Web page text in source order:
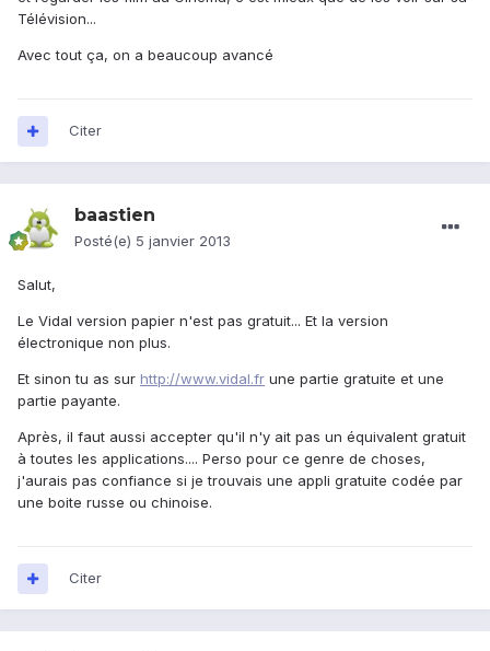
Télévision...
Avec tout ça, on a beaucoup avancé
Citer
baastien
Posté(e) 5 janvier 2013
Salut,
Le Vidal version papier n'est pas gratuit... Et la version
électronique non plus.
Et sinon tu as sur http://www.vidal.fr une partie gratuite et une
partie payante.
Après, il faut aussi accepter qu'il n'y ait pas un équivalent gratuit
à toutes les applications.... Perso pour ce genre de choses,
j'aurais pas confiance si je trouvais une appli gratuite codée par
une boite russe ou chinoise.
Citer